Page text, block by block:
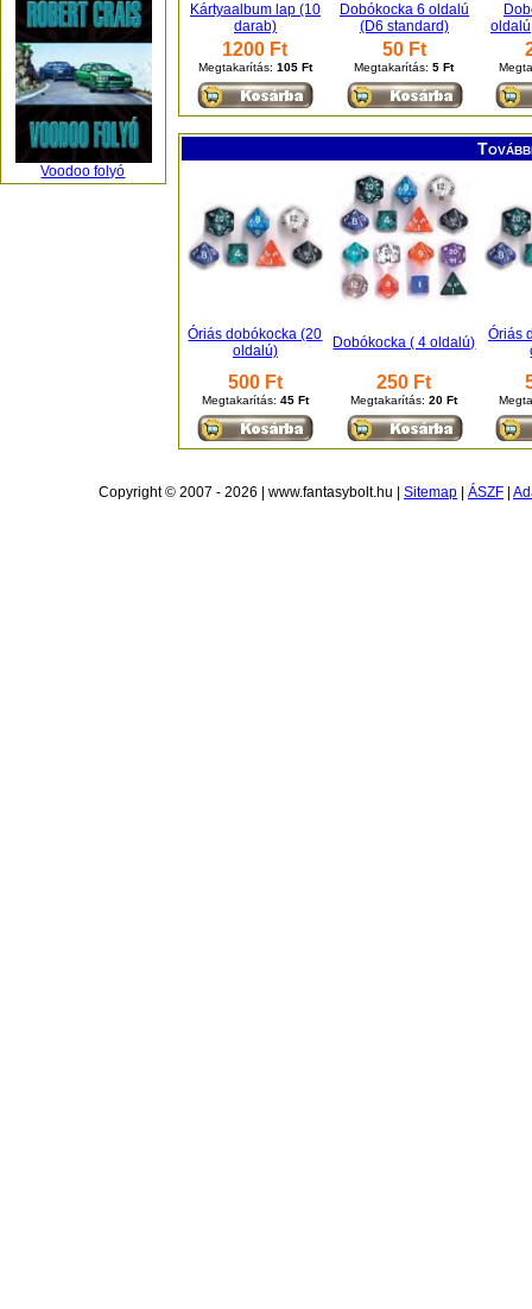
Voodoo folyó
Kártyaalbum lap (10
darab)
Dobókocka 6 oldalú
(D6 standard)
1200 Ft
Megtakarítás: 105 Ft
50 Ft
Megtakarítás:5 Ft
Óriás dobókocka (20
oldalú)
Dobókocka ( 4 oldalú)
Óriás
500 Ft
Megtakarítás: 45 Ft
250 Ft
Megtakarítás:20 Ft
Copyright © 2007 - 2026 | www.fantasybolt.hu | Sitemap ÁSZF